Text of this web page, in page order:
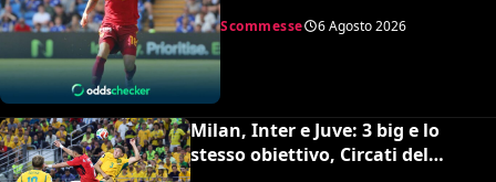
Scommesse 6 Agosto 2026
Milan, Inter e Juve: 3 big e lo
stesso obiettivo, Circati del